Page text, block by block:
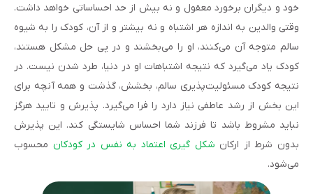
خود و دیگران برخورد معقول و نه بیش از حد احساساتی خواهد داشت.
وقتی والدین به اندازه هر اشتباه و نه بیشتر و از آن، کودک را به شیوه
سالم متوجه آن می‌کنند، او را می‌بخشند و در پی حل مشکل هستند،
کودک یاد می‌گیرد که نتیجه اشتباهات او در دنیا، طرد شدن نیست. در
نتیجه کودک مسئولیت‌پذیری سالم، بخشش، گذشت و همه آنچه برای
این بخش از رشد عاطفی نیاز دارد را فرا می‌گیرد. پذیرش و تایید هرگز
نباید مشروط باشد تا فرزند شما احساس شایستگی کند. این پذیرش
بدون شرط از ارکان شکل گیری اعتماد به نفس در کودکان محسوب
می‌شود.